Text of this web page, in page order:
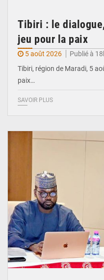
Tibiri : le
jeu pour la paix
5 août 2026
Publié à
Tibiri, région de Maradi, 5
paix…
SAVOIR PLUS